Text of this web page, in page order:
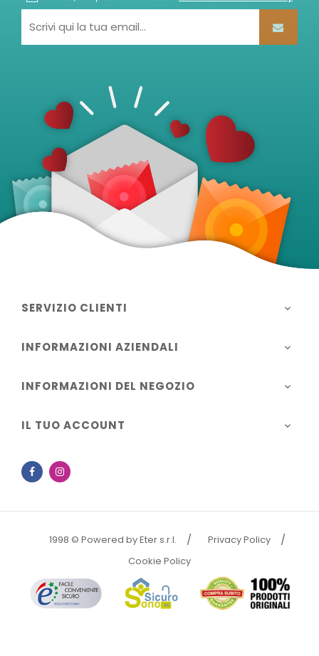
SERVIZIO CLIENTI 
INFORMAZIONI AZIENDALI 
INFORMAZIONI DEL NEGOZIO 
IL TUO ACCOUNT 
Facebook
1998 © Powered by Eter s.r.l.
Privacy Policy
Cookie Policy